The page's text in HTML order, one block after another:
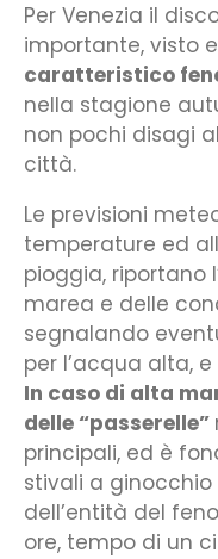
Per Venezia il
importante, visto
caratteristico
nella stagione
non pochi disagi
città.
Le previsioni
temperature ed
pioggia, riportano
marea e delle
segnalando
per l’acqua alta,
In caso di alta
delle “passerelle”
principali, ed è
stivali a
dell’entità del
ore, tempo di un